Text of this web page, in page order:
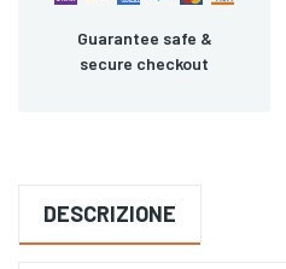
Guarantee safe &
secure checkout
DESCRIZIONE